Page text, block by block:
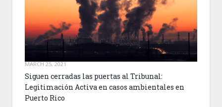
MARCH 25, 2021
Siguen cerradas las puertas al Tribunal:
Legitimación Activa en casos ambientales en
Puerto Rico